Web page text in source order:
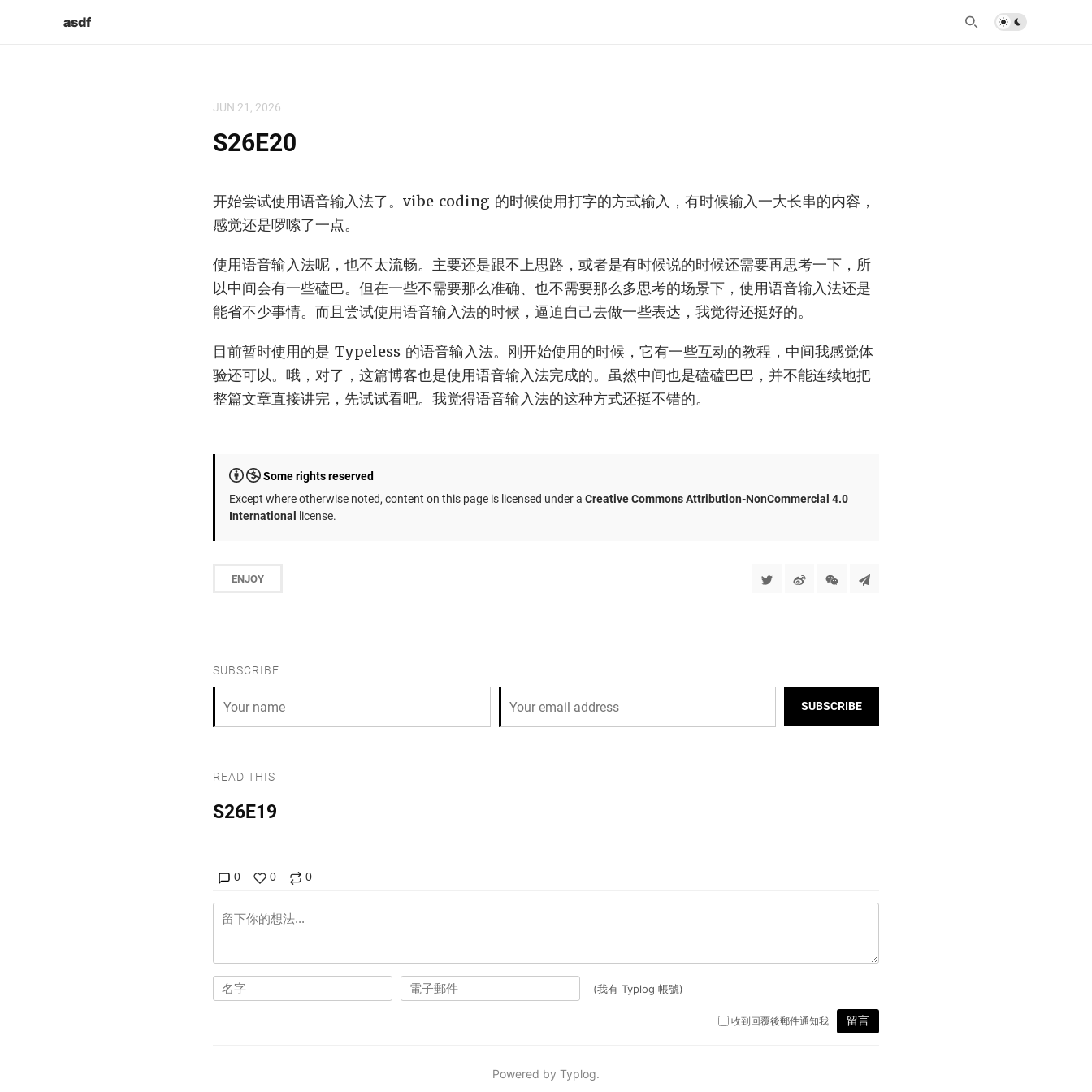
asdf
JUN 21, 2026
S26E20
开始尝试使用语音输入法了。vibe coding 的时候使用打字的方式输入，有时候输入一大长串的内容，
感觉还是啰嗦了一点。
使用语音输入法呢，也不太流畅。主要还是跟不上思路，或者是有时候说的时候还需要再思考一下，所
以中间会有一些磕巴。但在一些不需要那么准确、也不需要那么多思考的场景下，使用语音输入法还是
能省不少事情。而且尝试使用语音输入法的时候，逼迫自己去做一些表达，我觉得还挺好的。
目前暂时使用的是 Typeless 的语音输入法。刚开始使用的时候，它有一些互动的教程，中间我感觉体
验还可以。哦，对了，这篇博客也是使用语音输入法完成的。虽然中间也是磕磕巴巴，并不能连续地把
整篇文章直接讲完，先试试看吧。我觉得语音输入法的这种方式还挺不错的。
Some rights reserved
Except where otherwise noted, content on this page is licensed under a Creative Commons Attribution-NonCommercial 4.0
International license.
ENJOY
SUBSCRIBE
SUBSCRIBE
READ THIS
S26E19